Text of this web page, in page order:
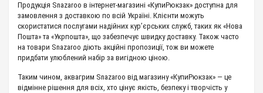
Продукція Snazaroo в інтернет-магазині «КупиРюкзак» доступна для
замовлення з доставкою по всій Україні. Клієнти можуть
скористатися послугами надійних кур’єрських служб, таких як «Нова
Пошта» та «Укрпошта», що забезпечує швидку доставку. Також часто
на товари Snazaroo діють акційні пропозиції, тож ви можете
придбати улюблений набір за вигідною ціною.
Таким чином, аквагрим Snazaroo від магазину «КупиРюкзак» — це
відмінне рішення для всіх, хто цінує якість, безпеку і творчість у